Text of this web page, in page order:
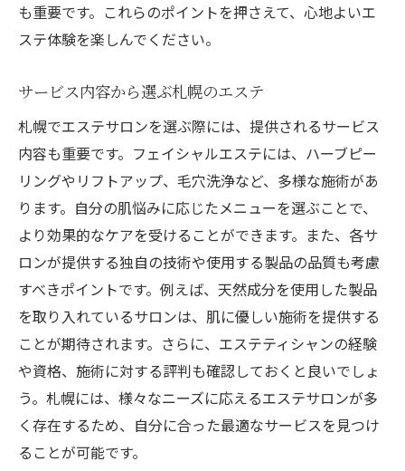
も重要です。これらのポイントを押さえて、心地よいエ
ステ体験を楽しんでください。
サービス内容から選ぶ札幌のエステ
札幌でエステサロンを選ぶ際には、提供されるサービス
内容も重要です。フェイシャルエステには、ハーブピー
リングやリフトアップ、毛穴洗浄など、多様な施術があ
ります。自分の肌悩みに応じたメニューを選ぶことで、
より効果的なケアを受けることができます。また、各サ
ロンが提供する独自の技術や使用する製品の品質も考慮
すべきポイントです。例えば、天然成分を使用した製品
を取り入れているサロンは、肌に優しい施術を提供する
ことが期待されます。さらに、エステティシャンの経験
や資格、施術に対する評判も確認しておくと良いでしょ
う。札幌には、様々なニーズに応えるエステサロンが多
く存在するため、自分に合った最適なサービスを見つけ
ることが可能です。